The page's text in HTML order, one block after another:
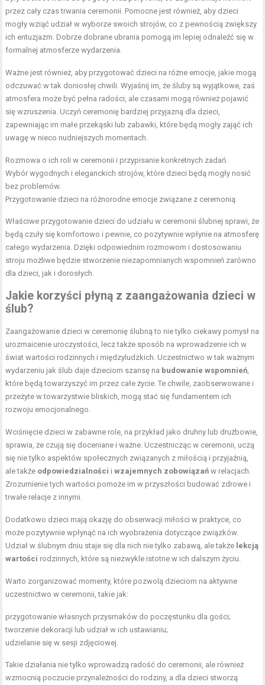
przez cały czas trwania ceremonii. Pomocne jest również, aby dzieci
mogły wziąć udział w wyborze swoich strojów, co z pewnością zwiększy
ich entuzjazm. Dobrze dobrane ubrania pomogą im lepiej odnaleźć się w
formalnej atmosferze wydarzenia.
Ważne jest również, aby przygotować dzieci na różne emocje, jakie mogą
odczuwać w tak doniosłej chwili. Wyjaśnij im, że śluby są wyjątkowe, zaś
atmosfera może być pełna radości, ale czasami mogą również pojawić
się wzruszenia. Uczyń ceremonię bardziej przyjazną dla dzieci,
zapewniając im małe przekąski lub zabawki, które będą mogły zająć ich
uwagę w nieco nudniejszych momentach.
Rozmowa o ich roli w ceremonii i przypisanie konkretnych zadań.
Wybór wygodnych i eleganckich strojów, które dzieci będą mogły nosić
bez problemów.
Przygotowanie dzieci na różnorodne emocje związane z ceremonią.
Właściwe przygotowanie dzieci do udziału w ceremonii ślubnej sprawi, że
będą czuły się komfortowo i pewnie, co pozytywnie wpłynie na atmosferę
całego wydarzenia. Dzięki odpowiednim rozmowom i dostosowaniu
stroju możliwe będzie stworzenie niezapomnianych wspomnień zarówno
dla dzieci, jak i dorosłych.
Jakie korzyści płyną z zaangażowania dzieci w
ślub?
Zaangażowanie dzieci w ceremonię ślubną to nie tylko ciekawy pomysł na
urozmaicenie uroczystości, lecz także sposób na wprowadzenie ich w
świat wartości rodzinnych i międzyludzkich. Uczestnictwo w tak ważnym
wydarzeniu jak ślub daje dzieciom szansę na budowanie wspomnień
które będą towarzyszyć im przez całe życie. Te chwile, zaobserwowane i
przeżyte w towarzystwie bliskich, mogą stać się fundamentem ich
rozwoju emocjonalnego.
Wciśnięcie dzieci w zabawne role, na przykład jako druhny lub drużbowie,
sprawia, że czują się doceniane i ważne. Uczestnicząc w ceremonii, uczą
się nie tylko aspektów społecznych związanych z miłością i przyjaźnią,
ale także odpowiedzialności iwzajemnych zobowiązań w relacjach.
Zrozumienie tych wartości pomoże im w przyszłości budować zdrowe i
trwałe relacje z innymi.
Dodatkowo dzieci mają okazję do obserwacji miłości w praktyce, co
może pozytywnie wpłynąć na ich wyobrażenia dotyczące związków.
Udział w ślubnym dniu staje się dla nich nie tylko zabawą, ale także lekcją
wartości rodzinnych, które są niezwykle istotne w ich dalszym życiu.
Warto zorganizować momenty, które pozwolą dzieciom na aktywne
uczestnictwo w ceremonii, takie jak:
przygotowanie własnych przysmaków do poczęstunku dla gości;
tworzenie dekoracji lub udział w ich ustawianiu;
udzielanie się w sesji zdjęciowej.
Takie działania nie tylko wprowadzą radość do ceremonii, ale również
wzmocnią poczucie przynależności do rodziny, a dla dzieci stworzą